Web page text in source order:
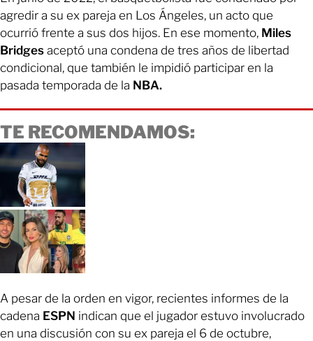
agredir a su ex pareja en Los Ángeles, un acto que
ocurrió frente a sus dos hijos. En ese momento, Miles
Bridges aceptó una condena de tres años de libertad
condicional, que también le impidió participar en la
pasada temporada de la NBA.
TE RECOMENDAMOS:
A pesar de la orden en vigor, recientes informes de la
cadena ESPN indican que el jugador estuvo involucrado
en una discusión con su ex pareja el 6 de octubre,